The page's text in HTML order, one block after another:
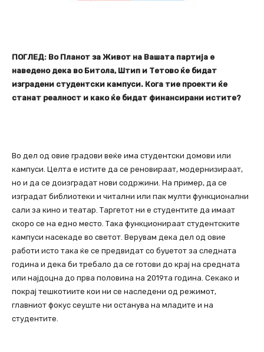
ПОГЛЕД: Во Планот за Живот на Вашата партија е
наведено дека во Битола, Штип и Тетово ќе бидат
изградени студентски кампуси. Кога тие проекти ќе
станат реалност и како ќе бидат финансирани истите?
Во дел од овие градови веќе има студентски домови или
кампуси. Целта е истите да се реновираат, модернизираат,
но и да се доизградат нови содржини. На пример, да се
изградат библиотеки и читални или пак мулти функционални
сали за кино и театар. Таргетот ни е студентите да имаат
скоро се на едно место. Така функционираат студентските
кампуси насекаде во светот. Верувам дека дел од овие
работи исто така ќе се предвидат со буџетот за следната
година и дека би требало да се готови до крај на средната
или најдоцна до прва половина на 2019та година. Секако и
покрај тешкотиите кои ни се наследени од режимот,
главниот фокус сеуште ни останува на младите и на
студентите.